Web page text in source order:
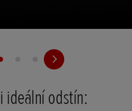
ideální odstín: